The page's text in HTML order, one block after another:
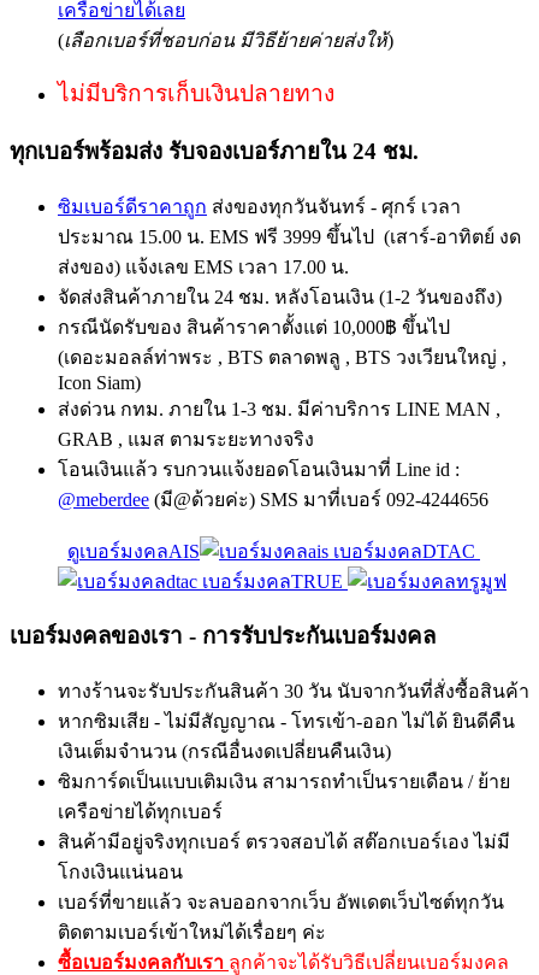
เครือข่ายได้เลย
(เลือกเบอร์ที่ชอบก่อน มีวิธีย้ายค่ายส่งให้)
ไม่มีบริการเก็บเงินปลายทาง
ทุกเบอร์พร้อมส่ง รับจองเบอร์ภายใน 24 ชม.
ซิมเบอร์ดีราคาถูก ส่งของทุกวันจันทร์ - ศุกร์ เวลา
ประมาณ 15.00 น. EMS ฟรี 3999 ขึ้นไป (เสาร์-อาทิตย์ งด
ส่งของ) แจ้งเลข EMS เวลา 17.00 น.
จัดส่งสินค้าภายใน 24 ชม. หลังโอนเงิน (1-2 วันของถึง)
กรณีนัดรับของ สินค้าราคาตั้งแต่ 10,000฿ ขึ้นไป
(เดอะมอลล์ท่าพระ , BTS ตลาดพลู , BTS วงเวียนใหญ่ ,
Icon Siam)
ส่งด่วน กทม. ภายใน 1-3 ชม. มีค่าบริการ LINE MAN ,
GRAB , แมส ตามระยะทางจริง
โอนเงินแล้ว รบกวนแจ้งยอดโอนเงินมาที่ Line id :
@meberdee (มี@ด้วยค่ะ) SMS มาที่เบอร์ 092-4244656
ดูเบอร์มงคลAIS
เบอร์มงคลDTAC
เบอร์มงคลTRUE
เบอร์มงคลของเรา - การรับประกันเบอร์มงคล
ทางร้านจะรับประกันสินค้า 30 วัน นับจากวันที่สั่งซื้อสินค้า
หากซิมเสีย - ไม่มีสัญญาณ - โทรเข้า-ออก ไม่ได้ ยินดีคืน
เงินเต็มจำนวน (กรณีอื่นงดเปลี่ยนคืนเงิน)
ซิมการ์ดเป็นแบบเติมเงิน สามารถทำเป็นรายเดือน / ย้าย
เครือข่ายได้ทุกเบอร์
สินค้ามีอยู่จริงทุกเบอร์ ตรวจสอบได้ สต๊อกเบอร์เอง ไม่มี
โกงเงินแน่นอน
เบอร์ที่ขายแล้ว จะลบออกจากเว็บ อัพเดตเว็บไซต์ทุกวัน
ติดตามเบอร์เข้าใหม่ได้เรื่อยๆ ค่ะ
ซื้อเบอร์มงคลกับเรา ลูกค้าจะได้รับวิธีเปลี่ยนเบอร์มงคล